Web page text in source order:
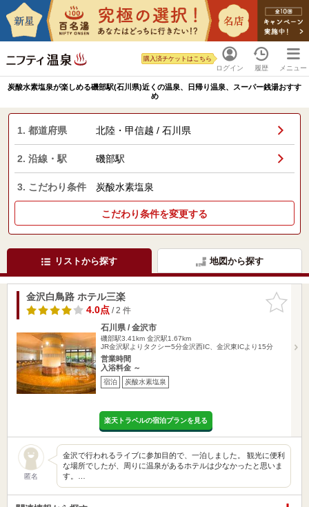
ログイン
購入済チケットはこちら
履歴 メニュー
炭酸水素塩泉が楽しめる磯部駅(石川県)近くの温泉、日帰り温泉、スーパー銭湯おすす
め
1. 都道府県 北陸・甲信越 / 石川県
2. 沿線・駅 磯部駅
3. こだわり条件 炭酸水素塩泉
こだわり条件を変更する
リストから探す 地図から探す
お気に入
りに追加
金沢白鳥路 ホテル三楽
4.0点/ 2 件
石川県 / 金沢市
磯部駅3.41km 金沢駅1.67km
JR金沢駅よりタクシー5分金沢西IC、金沢東ICより15分
営業時間
入浴料金 ～
宿泊 炭酸水素塩泉
楽天トラベルの宿泊プランを見る
匿名
金沢で行われるライブに参加目的で、一泊しました。 観光に便利
な場所でしたが、周りに温泉があるホテルは少なかったと思いま
す。…